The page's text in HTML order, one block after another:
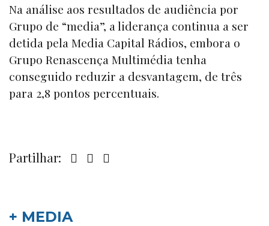
Na análise aos resultados de audiência por
Grupo de “media”, a liderança continua a ser
detida pela Media Capital Rádios, embora o
Grupo Renascença Multimédia tenha
conseguido reduzir a desvantagem, de três
para 2,8 pontos percentuais.
Partilhar:
+ MEDIA